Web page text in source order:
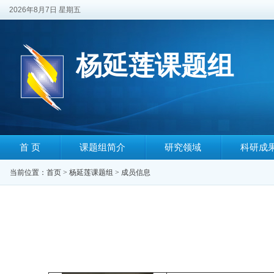
2026年8月7日 星期五
杨延莲课题组
首 页 课题组简介 研究领域 科研成
当前位置： 首页 > 杨延莲课题组 > 成员信息